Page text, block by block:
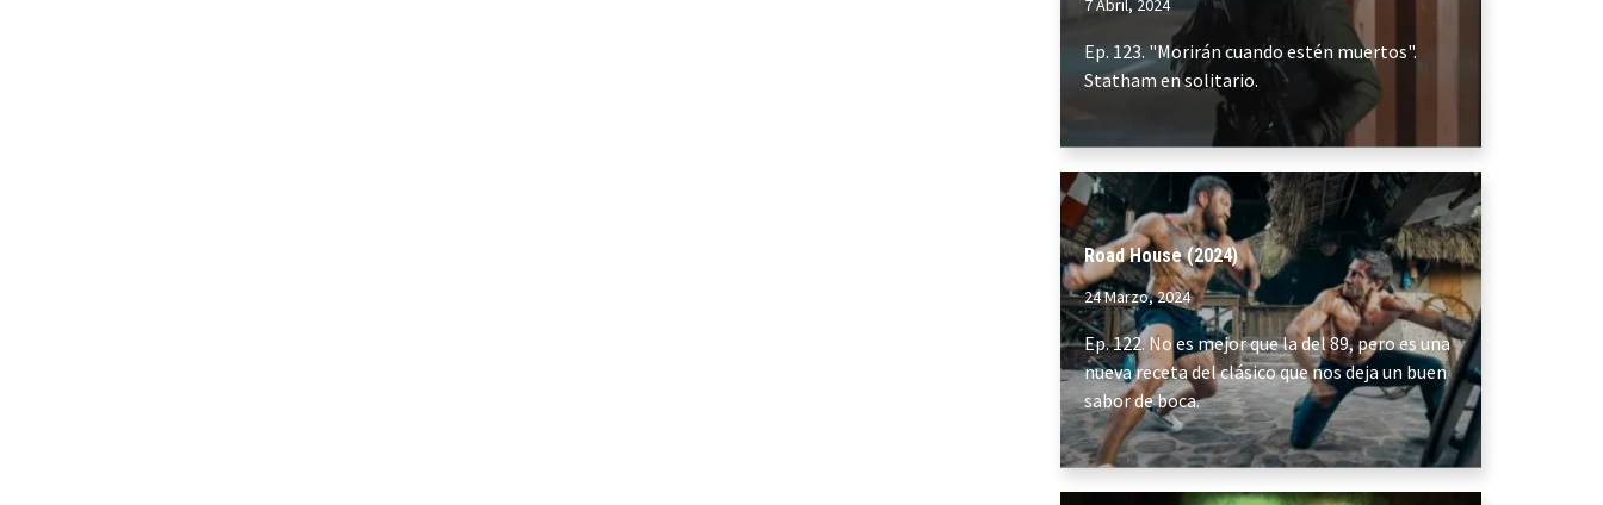
7 Abril, 2024
Ep. 123. "Morirán cuando estén muertos".
Statham en solitario.
Road House (2024)
24 Marzo, 2024
Ep. 122. No es mejor que la del 89, pero es una
nueva receta del clásico que nos deja un buen
sabor de boca.